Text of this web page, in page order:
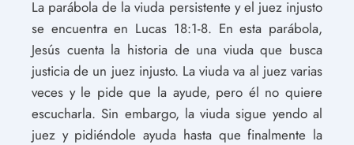
La parábola de la viuda persistente y el juez injusto
se encuentra en Lucas 18:1-8. En esta parábola,
Jesús cuenta la historia de una viuda que busca
justicia de un juez injusto. La viuda va al juez varias
veces y le pide que la ayude, pero él no quiere
escucharla. Sin embargo, la viuda sigue yendo al
juez y pidiéndole ayuda hasta que finalmente la